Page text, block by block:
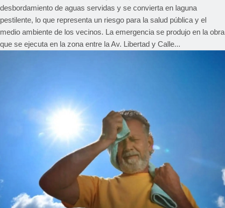
desbordamiento de aguas servidas y se convierta en laguna
pestilente, lo que representa un riesgo para la salud pública y el
medio ambiente de los vecinos. La emergencia se produjo en la obra
que se ejecuta en la zona entre la Av. Libertad y Calle...